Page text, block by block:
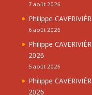
7 août 2026
Philippe
6 août 2026
Philippe
2026
5 août 2026
Philippe
2026